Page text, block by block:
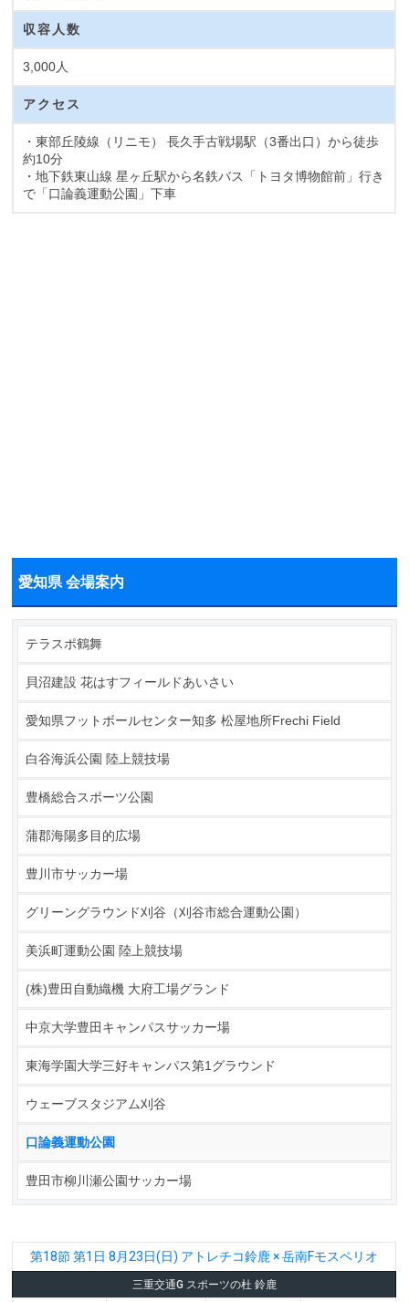
収容人数
3,000人
アクセス
・東部丘陵線（リニモ） 長久手古戦場駅（3番出口）から徒歩
約10分
・地下鉄東山線 星ヶ丘駅から名鉄バス「トヨタ博物館前」行き
で「口論義運動公園」下車
愛知県 会場案内
テラスポ鶴舞
貝沼建設 花はすフィールドあいさい
愛知県フットボールセンター知多 松屋地所Frechi Field
白谷海浜公園 陸上競技場
豊橋総合スポーツ公園
蒲郡海陽多目的広場
豊川市サッカー場
グリーングラウンド刈谷（刈谷市総合運動公園）
美浜町運動公園 陸上競技場
(株)豊田自動織機 大府工場グランド
中京大学豊田キャンパスサッカー場
東海学園大学三好キャンパス第1グラウンド
ウェーブスタジアム刈谷
口論義運動公園
豊田市柳川瀬公園サッカー場
第18節 第1日 8月23日(日) アトレチコ鈴鹿 × 岳南Fモスペリオ
三重交通G スポーツの杜 鈴鹿